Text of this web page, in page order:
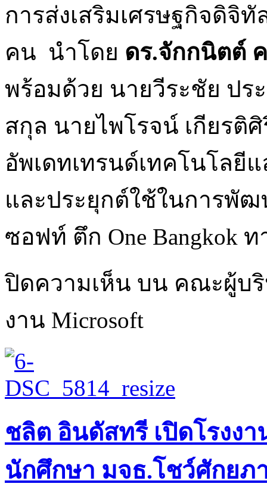
การส่งเสริมเศรษฐกิจดิจิทั
คน นำโดย ดร.จักกนิตต์
พร้อมด้วย นายวีระชัย ปร
สกุล นายไพโรจน์ เกียรติ
อัพเดทเทรนด์เทคโนโลยี
และประยุกต์ใช้ในการพั
ซอฟท์ ตึก One Bangkok
ปิดความเห็น บน คณะผู้บริ
งาน Microsoft
ชลิต อินดัสทรี เปิดโรงง
นักศึกษา มจธ.โชว์ศักยภ